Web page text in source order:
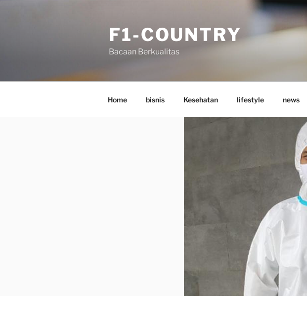
F1-COUNTRY
Bacaan Berkualitas
Home bisnis Kesehatan lifestyle news